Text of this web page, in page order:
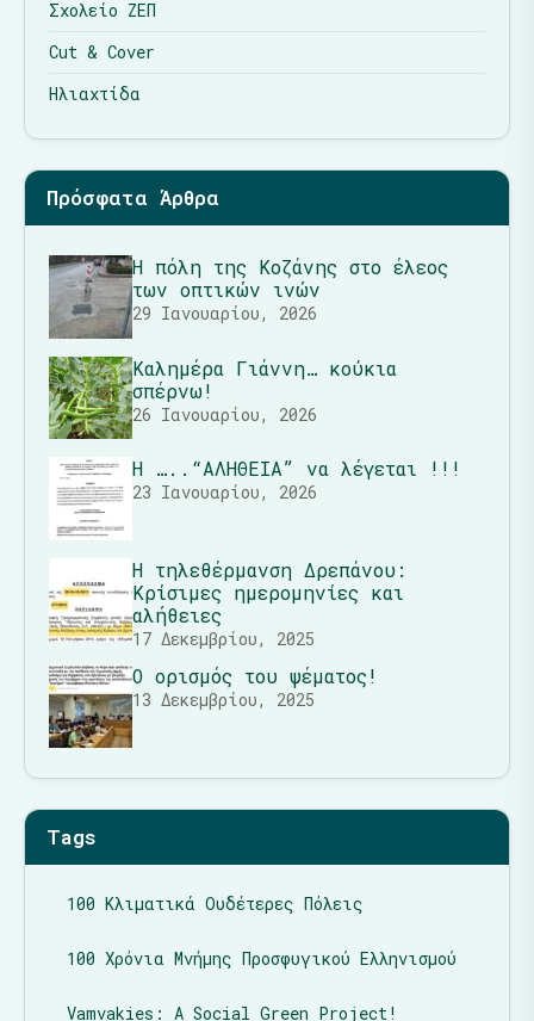
Σχολείο ΖΕΠ
Cut & Cover
Ηλιαχτίδα
Πρόσφατα Άρθρα
Η πόλη της Κοζάνης στο έλεος
των οπτικών ινών
29 Ιανουαρίου, 2026
Καλημέρα Γιάννη… κούκια
σπέρνω!
26 Ιανουαρίου, 2026
Η …..“ΑΛΗΘΕΙΑ” να λέγεται !!!
23 Ιανουαρίου, 2026
Η τηλεθέρμανση Δρεπάνου:
Κρίσιμες ημερομηνίες και
αλήθειες
17 Δεκεμβρίου, 2025
Ο ορισμός του ψέματος!
13 Δεκεμβρίου, 2025
Tags
100 Κλιματικά Ουδέτερες Πόλεις
100 Χρόνια Μνήμης Προσφυγικού Ελληνισμού
Vamvakies: A Social Green Project!